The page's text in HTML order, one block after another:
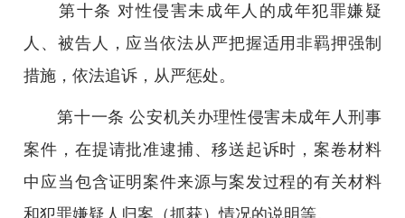
第十条 对性侵害未成年人的成年犯罪嫌疑
人、被告人，应当依法从严把握适用非羁押强制
措施，依法追诉，从严惩处。
第十一条 公安机关办理性侵害未成年人刑事
案件，在提请批准逮捕、移送起诉时，案卷材料
中应当包含证明案件来源与案发过程的有关材料
和犯罪嫌疑人归案（抓获）情况的说明等。